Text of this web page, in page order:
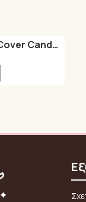
Build Gel 14 Cover Candy Rose 15 ml